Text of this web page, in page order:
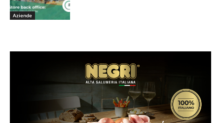
Aziende